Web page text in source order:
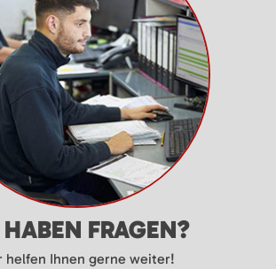
FRAGEN?
helfen Ihnen gerne weiter!